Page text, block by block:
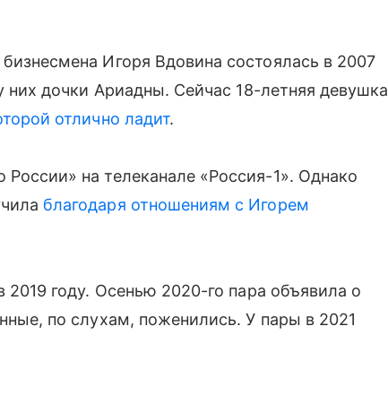
Игоря Вдовина состоялась в 2007
них дочки Ариадны. Сейчас 18-летняя девушка
отлично ладит.
на телеканале «Россия-1». Однако
благодаря отношениям с Игорем
2019 году. Осенью 2020-го пара объявила о
по слухам, поженились. У пары в 2021